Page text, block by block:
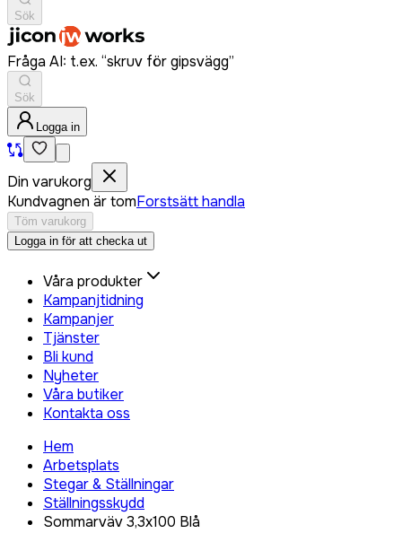
Sök
Fråga AI: t.ex. “skruv för gipsvägg”
Sök
Logga in
Din varukorg
Kundvagnen är tomForstsätt handla
Töm varukorg
Logga in för att checka ut
Våra produkter
Kampanjtidning
Kampanjer
Tjänster
Bli kund
Nyheter
Våra butiker
Kontakta oss
Hem
Arbetsplats
Stegar & Ställningar
Ställningsskydd
Sommarväv 3,3x100 Blå